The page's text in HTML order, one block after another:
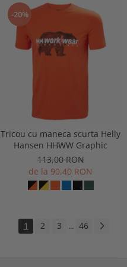
-20%
Tricou cu maneca scurta Helly
Hansen HHWW Graphic
113,00 RON
de la 90,40 RON
1 2 3 ... 46